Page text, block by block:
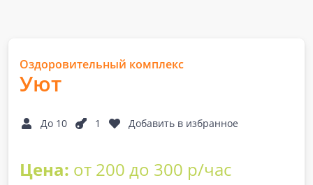
Оздоровительный комплекс
Уют
До 10 1 Добавить в избранное
Цена: от 200 до 300 р/час